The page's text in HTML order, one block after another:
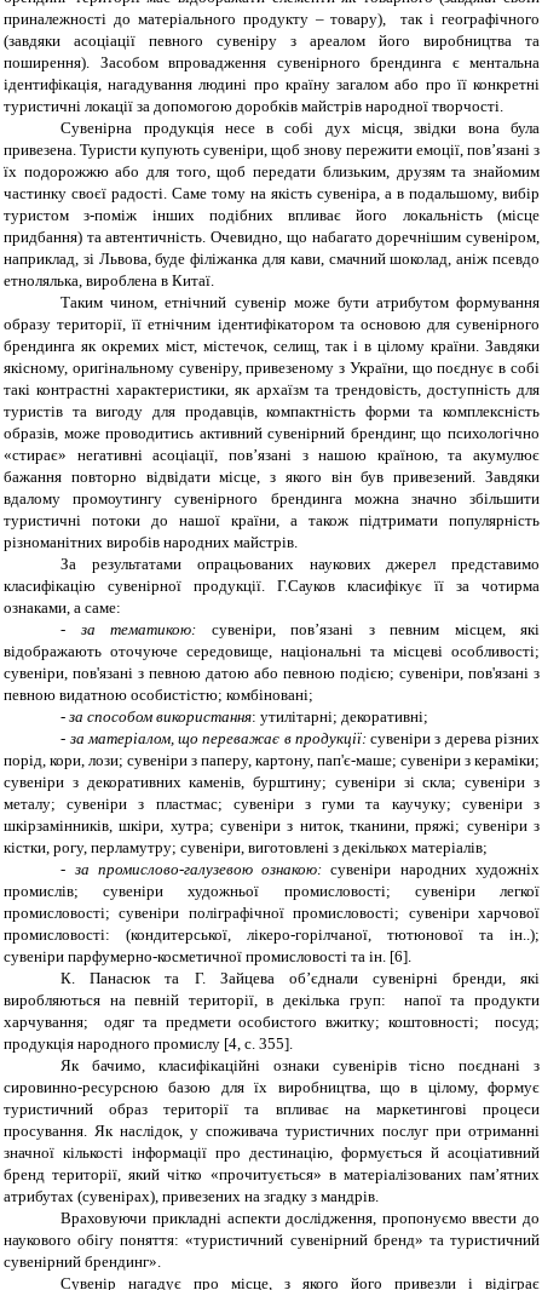
приналежності до матеріального продукту – товару), так і географічного
(завдяки асоціації певного сувеніру з ареалом його виробництва та
поширення). Засобом впровадження сувенірного брендинга є ментальна
ідентифікація, нагадування людині про країну загалом або про її конкретні
туристичні локації за допомогою доробків майстрів народної творчості.
Сувенірна продукція несе в собі дух місця, звідки вона була
привезена. Туристи купують сувеніри, щоб знову пережити емоції, пов’язані з
їх подорожжю або для того, щоб передати близьким, друзям та знайомим
частинку своєї радості. Саме тому на якість сувеніра, а в подальшому, вибір
туристом з-поміж інших подібних впливає його локальність (місце
придбання) та автентичність. Очевидно, що набагато доречнішим сувеніром,
наприклад, зі Львова, буде філіжанка для кави, смачний шоколад, аніж псевдо
етнолялька, вироблена в Китаї.
Таким чином, етнічний сувенір може бути атрибутом формування
образу території, її етнічним ідентифікатором та основою для сувенірного
брендинга як окремих міст, містечок, селищ, так і в цілому країни. Завдяки
якісному, оригінальному сувеніру, привезеному з України, що поєднує в собі
такі контрастні характеристики, як архаїзм та трендовість, доступність для
туристів та вигоду для продавців, компактність форми та комплексність
образів, може проводитись активний сувенірний брендинг, що психологічно
«стирає» негативні асоціації, пов’язані з нашою країною, та акумулює
бажання повторно відвідати місце, з якого він був привезений. Завдяки
вдалому промоутингу сувенірного брендинга можна значно збільшити
туристичні потоки до нашої країни, а також підтримати популярність
різноманітних виробів народних майстрів.
За результатами опрацьованих наукових джерел представимо
класифікацію сувенірної продукції. Г.Сауков класифікує її за чотирма
ознаками, а саме:
- за тематикою: сувеніри, пов’язані з певним місцем, які
відображають оточуюче середовище, національні та місцеві особливості;
сувеніри, пов'язані з певною датою або певною подією; сувеніри, пов'язані з
певною видатною особистістю; комбіновані;
-за способом використання: утилітарні; декоративні;
- за матеріалом, що переважає в продукції:сувеніри з дерева різних
порід, кори, лози; сувеніри з паперу, картону, пап'є-маше; сувеніри з кераміки;
сувеніри з декоративних каменів, бурштину; сувеніри зі скла; сувеніри з
металу; сувеніри з пластмас; сувеніри з гуми та каучуку; сувеніри з
шкірзамінників, шкіри, хутра; сувеніри з ниток, тканини, пряжі; сувеніри з
кістки, рогу, перламутру; сувеніри, виготовлені з декількох матеріалів;
- за промислово-галузевою ознакою:сувеніри народних художніх
промислів; сувеніри художньої промисловості; сувеніри легкої
промисловості; сувеніри поліграфічної промисловості; сувеніри харчової
промисловості: (кондитерської, лікеро-горілчаної, тютюнової та ін..);
сувеніри парфумерно-косметичної промисловості та ін. [6].
К. Панасюк та Г. Зайцева об’єднали сувенірні бренди, які
виробляються на певній території, в декілька груп: напої та продукти
харчування; одяг та предмети особистого вжитку; коштовності; посуд;
продукція народного промислу [4, с. 355].
Як бачимо, класифікаційні ознаки сувенірів тісно поєднані з
сировинно-ресурсною базою для їх виробництва, що в цілому, формує
туристичний образ території та впливає на маркетингові процеси
просування. Як наслідок, у споживача туристичних послуг при отриманні
значної кількості інформації про дестинацію, формується й асоціативний
бренд території, який чітко «прочитується» в матеріалізованих пам’ятних
атрибутах (сувенірах), привезених на згадку з мандрів.
Враховуючи прикладні аспекти дослідження, пропонуємо ввести до
наукового обігу поняття: «туристичний сувенірний бренд» та туристичний
сувенірний брендинг».
Сувенір нагадує про місце, з якого його привезли і відіграє